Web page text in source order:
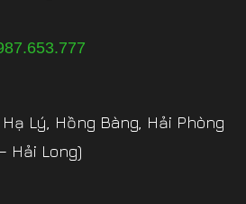
Lý, Hồng Bàng, Hải Phòng
Hải Long)